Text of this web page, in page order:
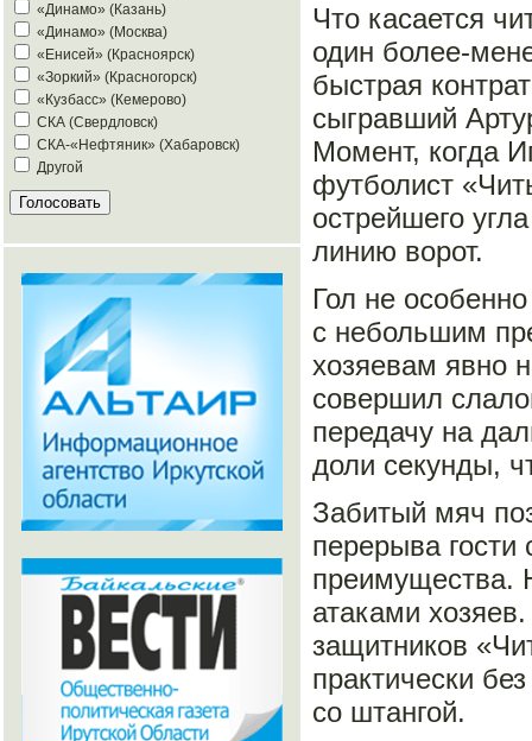
«Динамо» (Казань)
«Динамо» (Москва)
«Енисей» (Красноярск)
«Зоркий» (Красногорск)
«Кузбасс» (Кемерово)
СКА (Свердловск)
СКА-«Нефтяник» (Хабаровск)
Другой
Что касается
один более-
быстрая
сыгравший
Момент, когда
футболист
острейшего
линию ворот.
Гол не
с небольшим
хозяевам явно
совершил
передачу на
доли секунды,
Забитый мяч
перерыва гости
преимущества.
атаками
защитников
практически
со штангой.